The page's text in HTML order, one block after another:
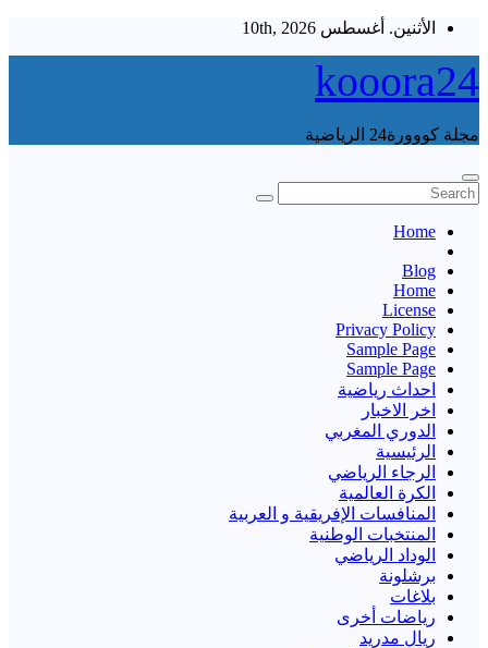
Skip
content
الأثنين. أغسطس 10th, 2026
kooora24
مجلة كووورة24 الرياضية
Home
Blog
Home
License
Privacy Policy
Sample Page
Sample Page
احداث رياضية
اخر الاخبار
الدوري المغربي
الرئيسية
الرجاء الرياضي
الكرة العالمية
المنافسات الإفريقية و العربية
المنتخبات الوطنية
الوداد الرياضي
برشلونة
بلاغات
رياضات أخرى
ريال مدريد